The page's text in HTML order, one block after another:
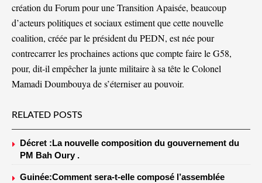
création du Forum pour une Transition Apaisée, beaucoup
d’acteurs politiques et sociaux estiment que cette nouvelle
coalition, créée par le président du PEDN, est née pour
contrecarrer les prochaines actions que compte faire le G58,
pour, dit-il empêcher la junte militaire à sa tête le Colonel
Mamadi Doumbouya de s’éterniser au pouvoir.
RELATED POSTS
Décret :La nouvelle composition du gouvernement du
PM Bah Oury .
Guinée:Comment sera-t-elle composé l’assemblée